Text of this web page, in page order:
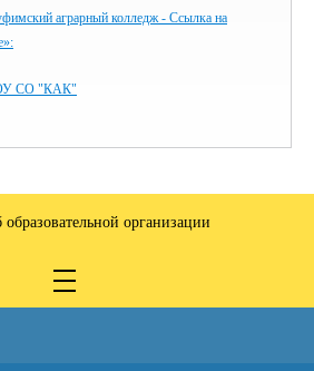
аграрный колледж - Ссылка на
СО "КАК"
организации